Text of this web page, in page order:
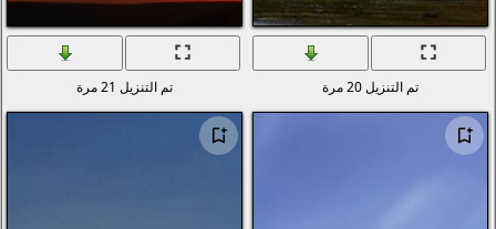
تم التنزيل 21 مرة